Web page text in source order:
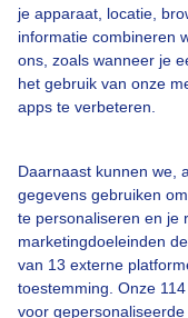
je apparaat, locatie,
informatie combineren
ons, zoals wanneer je
het gebruik van onze
apps te verbeteren.
Daarnaast kunnen we,
gegevens gebruiken
te personaliseren en je
marketingdoeleinden
van 13 externe
toestemming. Onze
voor
Veelgestelde
Contact
Toegankelijkheid
Buienradar Team
Privacy beleid
Cookie beleid
Privacy instellingen